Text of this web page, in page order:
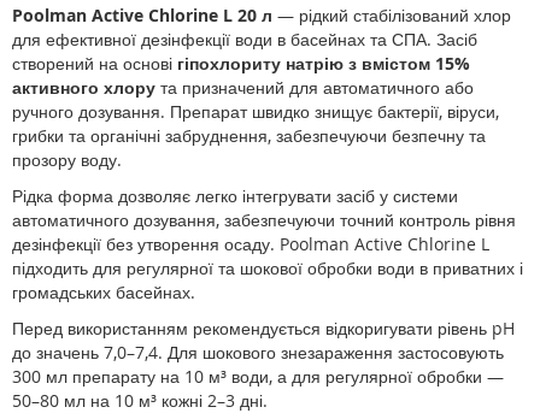
Poolman Active Chlorine L 20 л — рідкий стабілізований хлор
для ефективної дезінфекції води в басейнах та СПА. Засіб
створений на основі гіпохлориту натрію з вмістом 15%
активного хлору та призначений для автоматичного або
ручного дозування. Препарат швидко знищує бактерії, віруси,
грибки та органічні забруднення, забезпечуючи безпечну та
прозору воду.
Рідка форма дозволяє легко інтегрувати засіб у системи
автоматичного дозування, забезпечуючи точний контроль рівня
дезінфекції без утворення осаду. Poolman Active Chlorine L
підходить для регулярної та шокової обробки води в приватних і
громадських басейнах.
Перед використанням рекомендується відкоригувати рівень pH
до значень 7,0–7,4. Для шокового знезараження застосовують
300 мл препарату на 10 м³ води, а для регулярної обробки —
50–80 мл на 10 м³ кожні 2–3 дні.